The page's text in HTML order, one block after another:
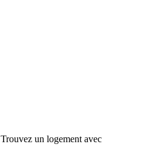
Trouvez un logement avec